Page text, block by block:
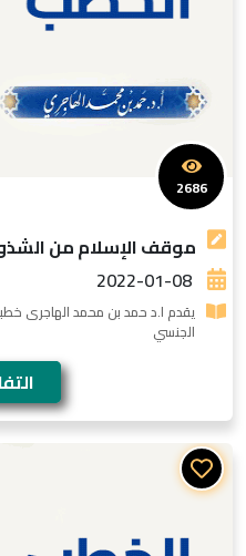
موقف الإسلام من
2022-01-08
يقدم ا.د حمد بن محمد الهاجرى
الجنسي
2686